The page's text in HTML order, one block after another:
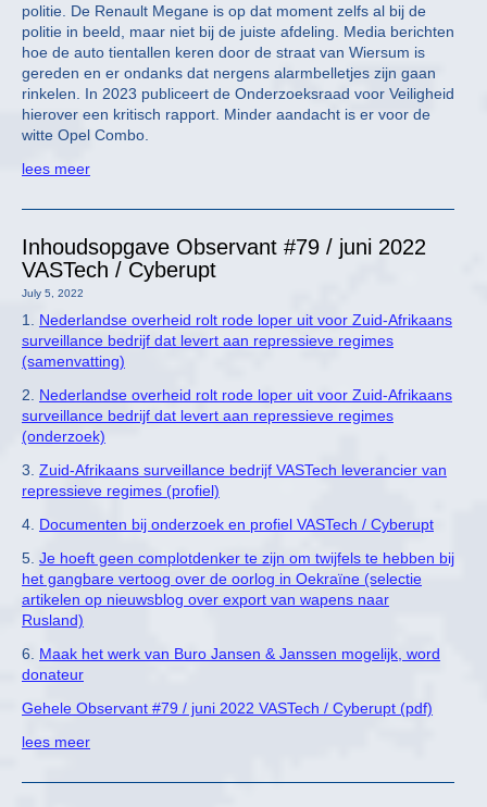
politie. De Renault Megane is op dat moment zelfs al bij de
politie in beeld, maar niet bij de juiste afdeling. Media berichten
hoe de auto tientallen keren door de straat van Wiersum is
gereden en er ondanks dat nergens alarmbelletjes zijn gaan
rinkelen. In 2023 publiceert de Onderzoeksraad voor Veiligheid
hierover een kritisch rapport. Minder aandacht is er voor de
witte Opel Combo.
lees meer
Inhoudsopgave Observant #79 / juni 2022
VASTech / Cyberupt
July 5, 2022
1. Nederlandse overheid rolt rode loper uit voor Zuid-Afrikaans
surveillance bedrijf dat levert aan repressieve regimes
(samenvatting)
2. Nederlandse overheid rolt rode loper uit voor Zuid-Afrikaans
surveillance bedrijf dat levert aan repressieve regimes
(onderzoek)
3. Zuid-Afrikaans surveillance bedrijf VASTech leverancier van
repressieve regimes (profiel)
4. Documenten bij onderzoek en profiel VASTech / Cyberupt
5. Je hoeft geen complotdenker te zijn om twijfels te hebben bij
het gangbare vertoog over de oorlog in Oekraïne (selectie
artikelen op nieuwsblog over export van wapens naar
Rusland)
6. Maak het werk van Buro Jansen & Janssen mogelijk, word
donateur
Gehele Observant #79 / juni 2022 VASTech / Cyberupt (pdf)
lees meer